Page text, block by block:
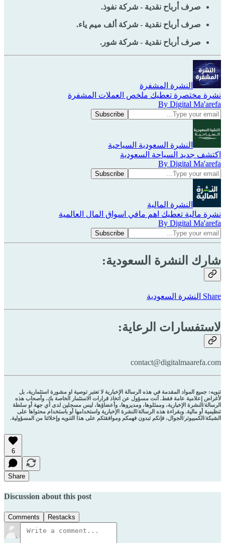
صرف أرباح نقدية - شركة نفوذ.
صرف أرباح نقدية - شركة ألف ميم ياء.
صرف أرباح نقدية - شركة شور.
النشرة المشفرة
نشرة مختصرة تعطيك ملخص العملات المشفرة
By Digital Ma'arefa
النشرة السعودية السياحية
اكتشف جديد السياحة السعودية
By Digital Ma'arefa
النشرة المالية
نشرة مالية تعطيك اهم مافي اسواق المال العالمية
By Digital Ma'arefa
شارك النشرة السعودية:
Share النشرة السعودية
لاستفسارات الرعاية:
contact@digitalmaarefa.com
تنويه: جميع المواد المقدمة في هذه الرسالة الإخبارية لا تعتبر توصية او مشورة استثمارية، بل
لأغراض إعلامية عامة فقط. أنت مسؤول عن اتخاذ قرارات الاستثمار الخاصة بك. وأصحاب هذه
الرسالة/النشرة الإخبارية، وممثلوها، ومديروها، وأعضاؤها، ليس مسجلين لدى أي جهة أو سلطة
تنظيمية أو مالية. وبقراءة هذه الرسالة/النشرة الإخبارية واستخدامها أو باستخدام محتواها على
الشبكة/الكمبيوتر/الجوال، فإنكم تبدون فهمكم وموافقتكم على هذا التنويه وإخلائنا من المسؤولية.
6
Share
Discussion about this post
Comments Restacks